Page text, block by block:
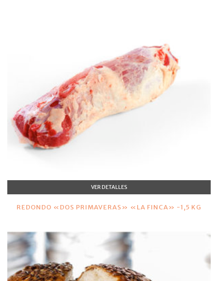
VER DETALLES
REDONDO «DOS PRIMAVERAS» «LA FINCA» -1,5 KG